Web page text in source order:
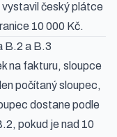
český plátce
10 000 Kč.
B.2 a B.3
na fakturu, sloupce
počítaný sloupec,
dostane podle
pokud je nad 10